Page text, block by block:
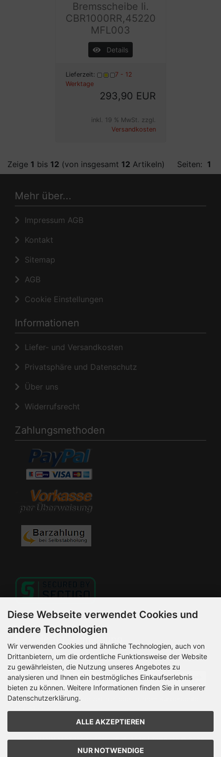
Bremsscheibe li.
CBR1000RR,45220
MFL003
Details
Lieferzeit:
7 - 12
Werktage
293,90 EUR
inkl. 19 % MwSt. zzgl.
Versandkosten
Zeige 1 bis 12 (von insgesamt 12 Artikeln) Seiten: 1
Mehr über...
Impressum AGB
Kontakt
Sitemap
AGB
Cookie Einstellungen
Informationen
Liefer- und Versandkosten
Privatsphäre und Datenschutz
Über uns
Widerrufsrecht
Zahlungsmethoden
Newsletter-Anmeldung
E-Mail-Adresse:
Der Newsletter kann jederzeit hier oder in Ihrem Kundenkonto
HELLEMANN MOTORRADSERVICE © 2026 | Template © 2026
by Karl
Diese Webseite verwendet Cookies und
andere Technologien
Wir verwenden Cookies und ähnliche Technologien, auch von
Drittanbietern, um die ordentliche Funktionsweise der Website
zu gewährleisten, die Nutzung unseres Angebotes zu
analysieren und Ihnen ein bestmögliches Einkaufserlebnis
bieten zu können. Weitere Informationen finden Sie in unserer
Datenschutzerklärung.
ALLE AKZEPTIEREN
NUR NOTWENDIGE